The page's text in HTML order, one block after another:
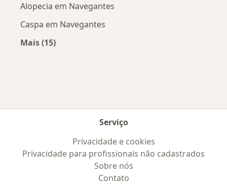
Alopecia em Navegantes
Caspa em Navegantes
Mais (15)
Serviço
Privacidade e cookies
Privacidade para profissionais não cadastrados
Sobre nós
Contato